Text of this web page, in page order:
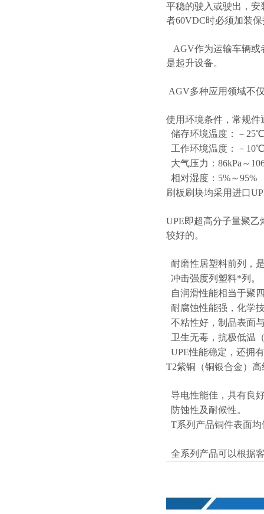
平稳的驶入或驶出，安
者60VDC时必须加装
AGV作为运输车辆或
是起升设备。
AGV多种应用领域不
使用环境条件，常规件
储存环境温度：－
工作环境温度：－
大气压力：86kPa～
相对湿度：5%～95%
刷板刷块均采用进口
UPE即超高分子量聚
较好的。
耐磨性居塑料前列，
冲击强度列塑料*列。
自润滑性能相当于聚
耐腐蚀性能强，化学
不粘性好，制品表面
卫生无毒，抗极低温
UPE性能稳定，还拥
T2紫铜（铜银合金）
导电性能佳，具有良
防蚀性及耐候性。
T系列产品铜件表面
全系列产品可以根据